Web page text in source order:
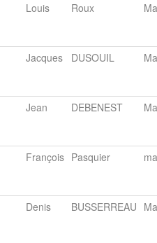
Louis Roux
Jacques DUSOUIL
Jean DEBENEST
François Pasquier
Denis BUSSERREAU